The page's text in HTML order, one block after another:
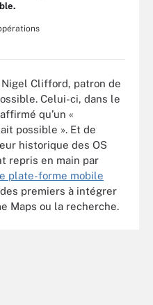
Clifford, patron de
Celui-ci, dans le
qu’un «
possible ». Et de
historique des OS
repris en main par
plate-forme mobile
premiers à intégrer
Maps ou la recherche.